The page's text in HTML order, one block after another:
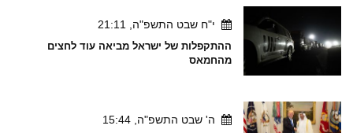
י"ח שבט התשפ"ה, 21:11
ההתקפלות של ישראל מביאה עוד לחצים
מהחמאס
ה' שבט התשפ"ה, 15:44